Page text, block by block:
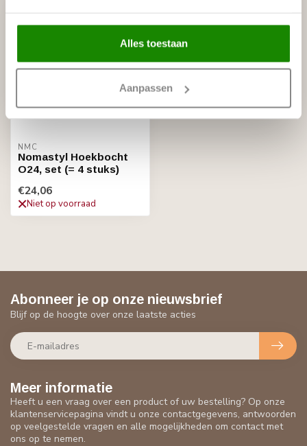
Alles toestaan
Aanpassen
NMC
Nomastyl Hoekbocht
O24, set (= 4 stuks)
€24,06
Niet op voorraad
Meer informatie
Heeft u een vraag over een product of uw bestelling? Op onze
klantenservicepagina vindt u onze contactgegevens, antwoorden
op veelgestelde vragen en alle mogelijkheden om contact met
ons op te nemen.
Abonneer je op onze nieuwsbrief
Blijf op de hoogte over onze laatste acties